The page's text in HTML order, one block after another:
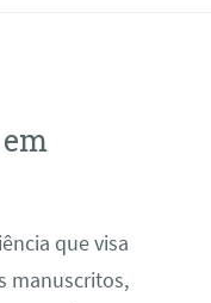
que visa
manuscritos,